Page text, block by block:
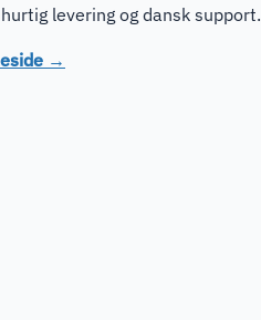
levering og dansk support.
→